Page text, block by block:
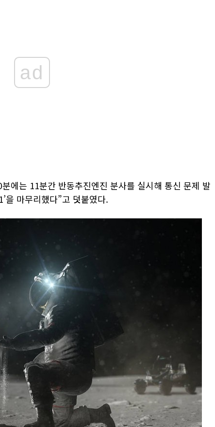
ad
에는 11분간 반동추진엔진 분사를 실시해 통신 문제 발
을 마무리했다”고 덧붙였다.